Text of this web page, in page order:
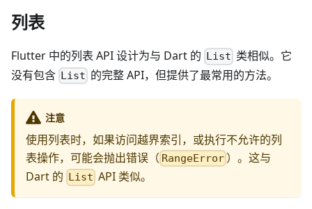
列表
Flutter 中的列表 API 设计为与 Dart 的 List 类相似。它
没有包含 List 的完整 API，但提供了最常用的方法。
注意
使用列表时，如果访问越界索引，或执行不允许的列
表操作，可能会抛出错误（ RangeError ）。这与
Dart 的
List API 类似。